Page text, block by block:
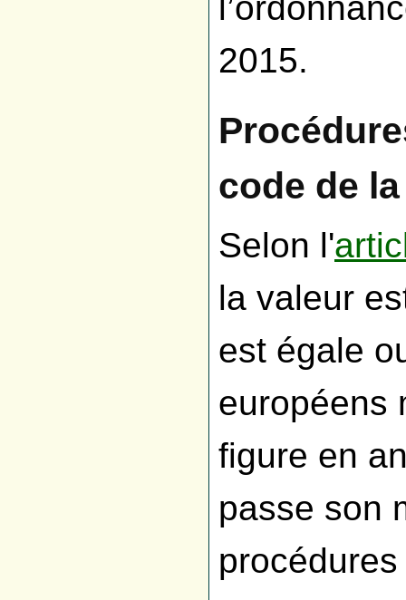
2015.
code de
Selon l'
la valeur
est égale
européens
figure en
passe son